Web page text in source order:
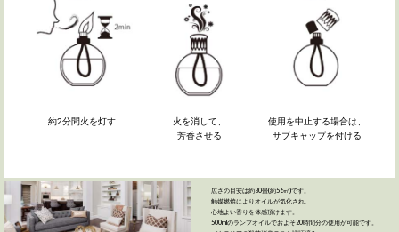
約2分間火を灯す
火を消して、
芳香させる
使用を中止する場合は、
サブキャップを付ける
広さの目安は約30畳(約56㎡)です。
触媒燃焼によりオイルが気化され、
心地よい香りを体感頂けます。
500mlのランプオイルでおよそ20時間分の使用が可能です。